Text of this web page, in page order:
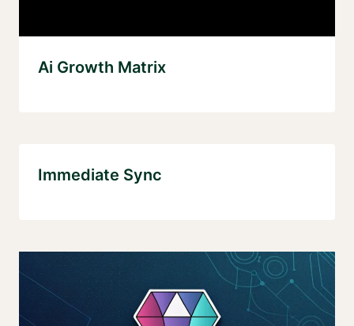
Ai Growth Matrix
Immediate Sync